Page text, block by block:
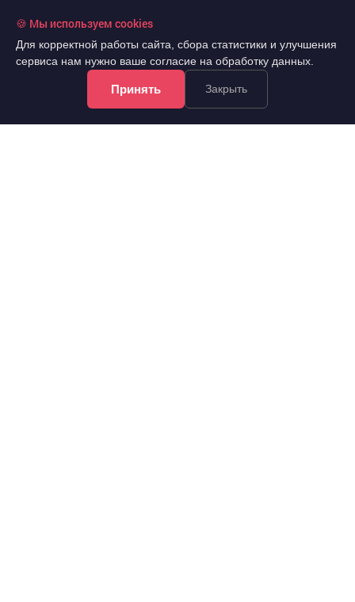
16 000 000 руб. 198 265 руб./м2
🍪 Мы используем cookies
Для корректной работы сайта, сбора статистики и улучшения
сервиса нам нужно ваше согласие на обработку данных.
Принять Закрыть